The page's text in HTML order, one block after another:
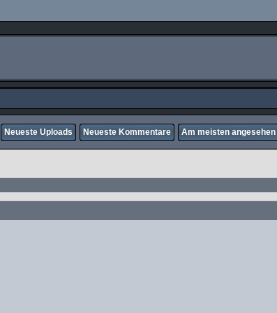
Neueste Uploads Neueste Kommentare Am meisten angesehen